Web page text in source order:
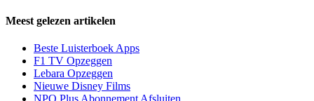
Meest gelezen artikelen
Beste Luisterboek Apps
F1 TV Opzeggen
Lebara Opzeggen
Nieuwe Disney Films